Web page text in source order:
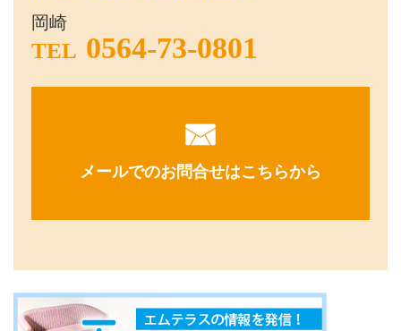
岡崎
TEL 0564-73-0801
メールでのお問合せはこちらから